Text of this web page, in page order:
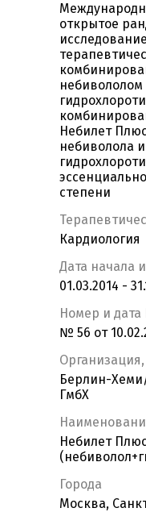
открытое
небивололом
Небилет
небиволола
степени
Кардиология
Дата начала
01.03.2014 -
Номер и дата
№ 56 от
Берлин-
ГмбХ
Небилет
Города
Москва,